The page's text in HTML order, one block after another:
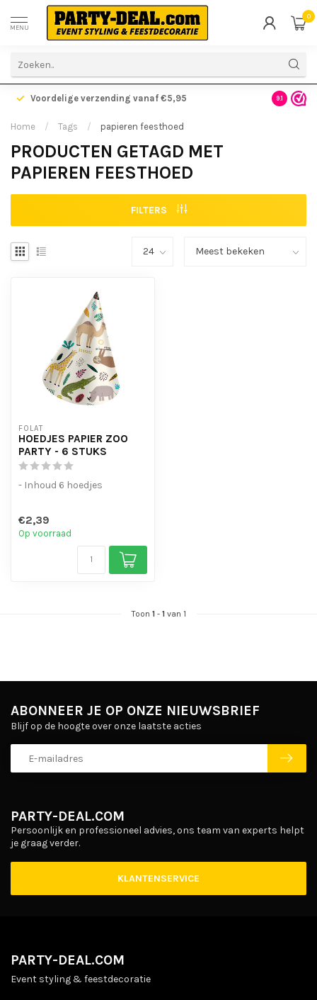
MENU
0
Voordelige verzending vanaf €5,95 Gratis
9.1
Home / Tags / papieren feesthoed
PRODUCTEN GETAGD MET
PAPIEREN FEESTHOED
FILTERS
FOLAT
HOEDJES PAPIER ZOO
PARTY - 6 STUKS
- Inhoud 6 hoedjes
€2,39
Op voorraad
Toon 1- 1van 1
PARTY-DEAL.COM
Persoonlijk en professioneel advies, ons team van experts helpt
je graag verder.
KLANTENSERVICE
ABONNEER JE OP ONZE NIEUWSBRIEF
Blijf op de hoogte over onze laatste acties
PARTY-DEAL.COM
Event styling & feestdecoratie